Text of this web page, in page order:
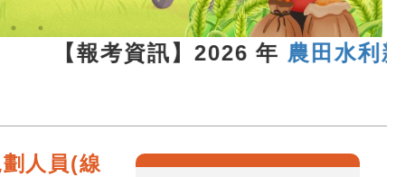
考資訊】2026 年農田水利新進
人員(線